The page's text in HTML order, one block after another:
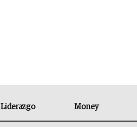
Liderazgo Money